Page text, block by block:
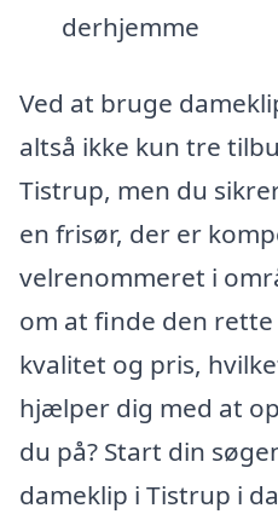
derhjemme
Ved at bruge
altså ikke kun tre
Tistrup, men du
en frisør, der er
velrenommeret i
om at finde den
kvalitet og pris,
hjælper dig med at
du på? Start din
dameklip i Tistrup i